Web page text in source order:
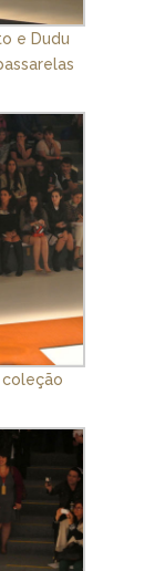
e Dudu
coleção